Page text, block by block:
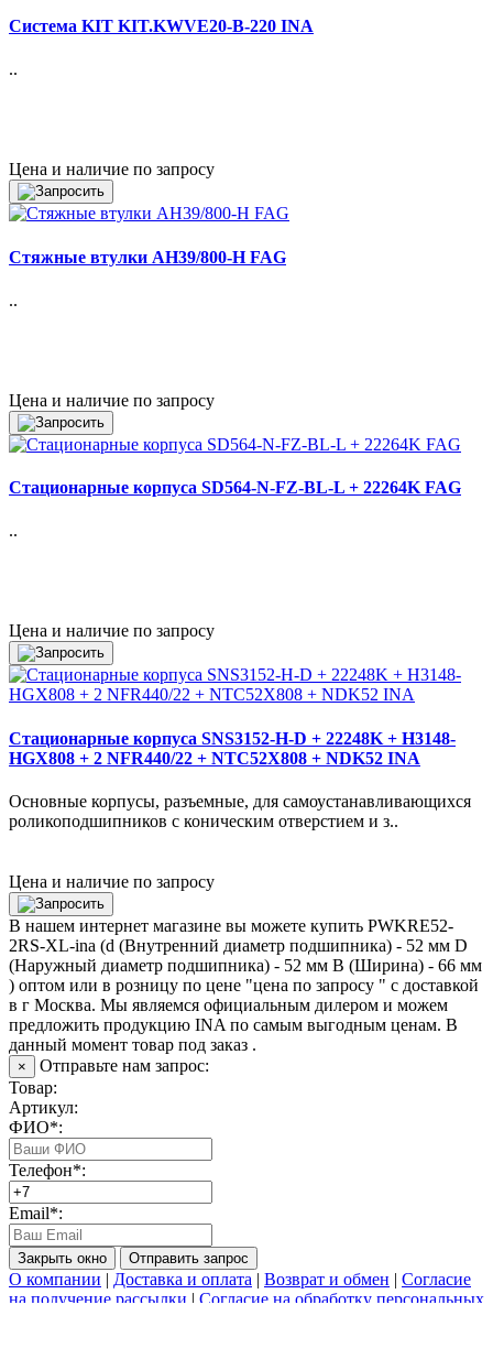
Система KIT KIT.KWVE20-B-220 INA
..
Цена и наличие по запросу
Стяжные втулки AH39/800-H FAG
..
Цена и наличие по запросу
Стационарные корпуса SD564-N-FZ-BL-L + 22264K FAG
..
Цена и наличие по запросу
Стационарные корпуса SNS3152-H-D + 22248K + H3148-
HGX808 + 2 NFR440/22 + NTC52X808 + NDK52 INA
Основные корпусы, разъемные, для самоустанавливающихся
роликоподшипников с коническим отверстием и з..
Цена и наличие по запросу
В нашем интернет магазине вы можете купить PWKRE52-
2RS-XL-ina (d (Внутренний диаметр подшипника) - 52 мм D
(Наружный диаметр подшипника) - 52 мм B (Ширина) - 66 мм
) оптом или в розницу по цене "цена по запросу " с доставкой
в г Москва. Мы являемся официальным дилером и можем
предложить продукцию INA по самым выгодным ценам. В
данный момент товар под заказ .
×
Отправьте нам запрос:
Товар:
Артикул:
ФИО*:
Телефон*:
Email*:
Закрыть окно Отправить запрос
О компании | Доставка и оплата | Возврат и обмен | Согласие
на получение рассылки | Согласие на обработку персональных